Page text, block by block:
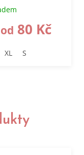
od 80 Kč
XL S